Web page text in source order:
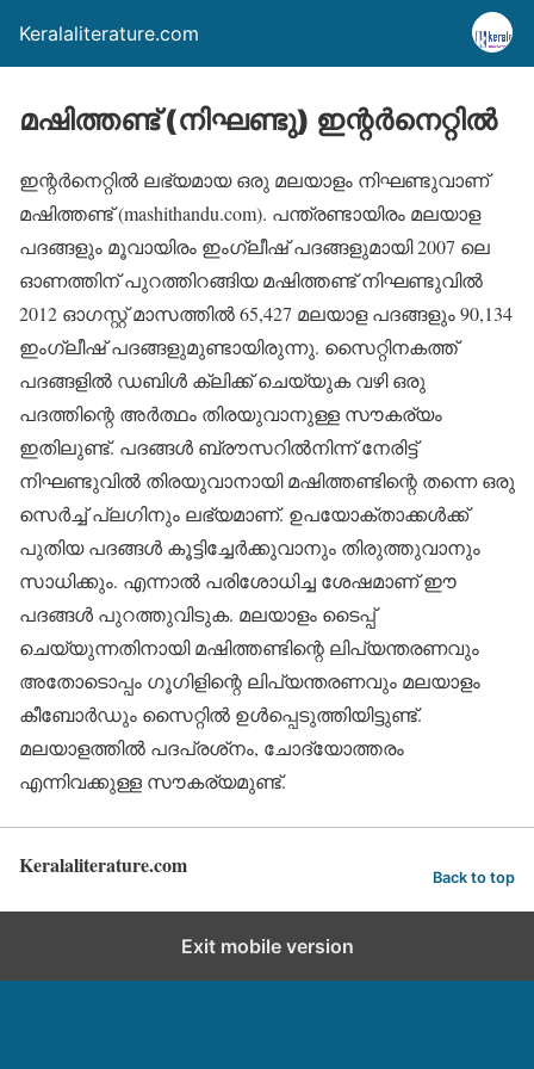
Keralaliterature.com
മഷിത്തണ്ട് (നിഘണ്ടു) ഇന്റര്‍നെറ്റില്‍
ഇന്റര്‍നെറ്റില്‍ ലഭ്യമായ ഒരു മലയാളം നിഘണ്ടുവാണ്
മഷിത്തണ്ട് (mashithandu.com). പന്ത്രണ്ടായിരം മലയാള
പദങ്ങളും മൂവായിരം ഇംഗ്ലീഷ് പദങ്ങളുമായി 2007 ലെ
ഓണത്തിന് പുറത്തിറങ്ങിയ മഷിത്തണ്ട് നിഘണ്ടുവില്‍
2012 ഓഗസ്റ്റ് മാസത്തില്‍ 65,427 മലയാള പദങ്ങളും 90,134
ഇംഗ്ലീഷ് പദങ്ങളുമുണ്ടായിരുന്നു. സൈറ്റിനകത്ത്
പദങ്ങളില്‍ ഡബിള്‍ ക്ലിക്ക് ചെയ്യുക വഴി ഒരു
പദത്തിന്റെ അര്‍ത്ഥം തിരയുവാനുള്ള സൗകര്യം
ഇതിലുണ്ട്. പദങ്ങള്‍ ബ്രൗസറില്‍നിന്ന് നേരിട്ട്
നിഘണ്ടുവില്‍ തിരയുവാനായി മഷിത്തണ്ടിന്റെ തന്നെ ഒരു
സെര്‍ച്ച് പ്ലഗിനും ലഭ്യമാണ്. ഉപയോക്താക്കള്‍ക്ക്
പുതിയ പദങ്ങള്‍ കൂട്ടിച്ചേര്‍ക്കുവാനും തിരുത്തുവാനും
സാധിക്കും. എന്നാല്‍ പരിശോധിച്ച ശേഷമാണ് ഈ
പദങ്ങള്‍ പുറത്തുവിടുക. മലയാളം ടൈപ്പ്
ചെയ്യുന്നതിനായി മഷിത്തണ്ടിന്റെ ലിപ്യന്തരണവും
അതോടൊപ്പം ഗൂഗിളിന്റെ ലിപ്യന്തരണവും മലയാളം
കീബോര്‍ഡും സൈറ്റില്‍ ഉള്‍പ്പെടുത്തിയിട്ടുണ്ട്.
മലയാളത്തില്‍ പദപ്രശ്‌നം, ചോദ്യോത്തരം
എന്നിവക്കുള്ള സൗകര്യമുണ്ട്.
Keralaliterature.com Back to top
Exit mobile version